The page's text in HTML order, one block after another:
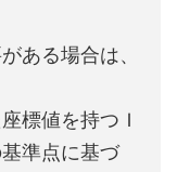
ある場合は、
標値を持つＩ
準点に基づ